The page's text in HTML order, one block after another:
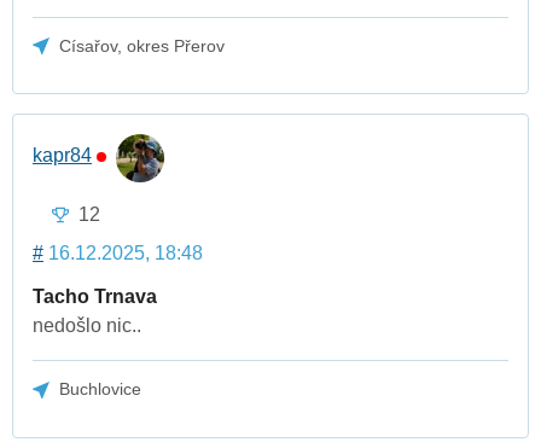
Císařov, okres Přerov
kapr84
12
# 16.12.2025, 18:48
Tacho Trnava
nedošlo nic..
Buchlovice